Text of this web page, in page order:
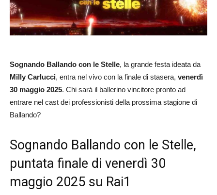
Sognando Ballando con le Stelle, la grande festa ideata da
Milly Carlucci, entra nel vivo con la finale di stasera, venerdì
30 maggio 2025. Chi sarà il ballerino vincitore pronto ad
entrare nel cast dei professionisti della prossima stagione di
Ballando?
Sognando Ballando con le Stelle,
puntata finale di venerdì 30
maggio 2025 su Rai1